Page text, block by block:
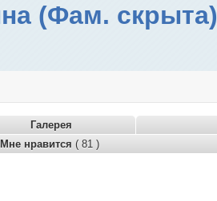
(Фам. скрыта)
Галерея
Мне нравится ( 81 )